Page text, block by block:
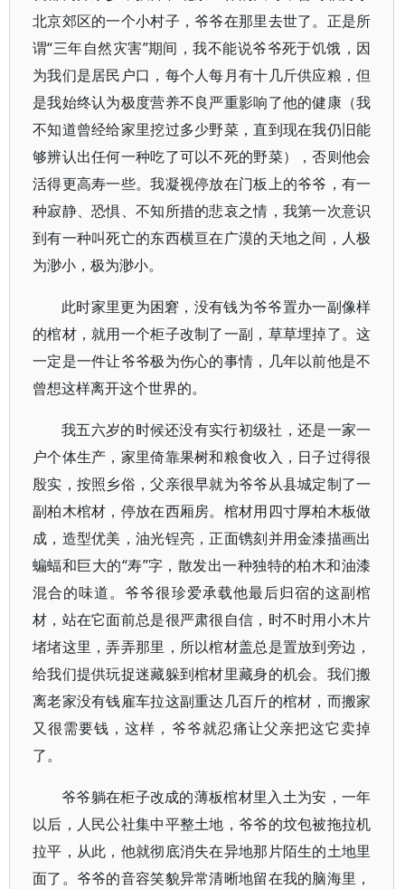
北京郊区的一个小村子，爷爷在那里去世了。正是所
谓“三年自然灾害”期间，我不能说爷爷死于饥饿，因
为我们是居民户口，每个人每月有十几斤供应粮，但
是我始终认为极度营养不良严重影响了他的健康（我
不知道曾经给家里挖过多少野菜，直到现在我仍旧能
够辨认出任何一种吃了可以不死的野菜），否则他会
活得更高寿一些。我凝视停放在门板上的爷爷，有一
种寂静、恐惧、不知所措的悲哀之情，我第一次意识
到有一种叫死亡的东西横亘在广漠的天地之间，人极
为渺小，极为渺小。
此时家里更为困窘，没有钱为爷爷置办一副像样
的棺材，就用一个柜子改制了一副，草草埋掉了。这
一定是一件让爷爷极为伤心的事情，几年以前他是不
曾想这样离开这个世界的。
我五六岁的时候还没有实行初级社，还是一家一
户个体生产，家里倚靠果树和粮食收入，日子过得很
殷实，按照乡俗，父亲很早就为爷爷从县城定制了一
副柏木棺材，停放在西厢房。棺材用四寸厚柏木板做
成，造型优美，油光锃亮，正面镌刻并用金漆描画出
蝙蝠和巨大的“寿”字，散发出一种独特的柏木和油漆
混合的味道。爷爷很珍爱承载他最后归宿的这副棺
材，站在它面前总是很严肃很自信，时不时用小木片
堵堵这里，弄弄那里，所以棺材盖总是置放到旁边，
给我们提供玩捉迷藏躲到棺材里藏身的机会。我们搬
离老家没有钱雇车拉这副重达几百斤的棺材，而搬家
又很需要钱，这样，爷爷就忍痛让父亲把这它卖掉
了。
爷爷躺在柜子改成的薄板棺材里入土为安，一年
以后，人民公社集中平整土地，爷爷的坟包被拖拉机
拉平，从此，他就彻底消失在异地那片陌生的土地里
面了。爷爷的音容笑貌异常清晰地留在我的脑海里，